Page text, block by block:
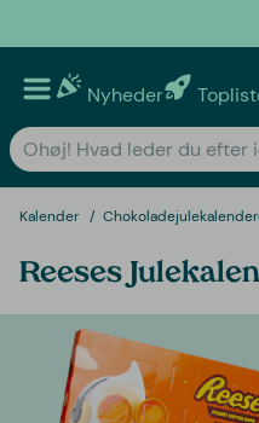
Nyheder
Kalender
Reeses